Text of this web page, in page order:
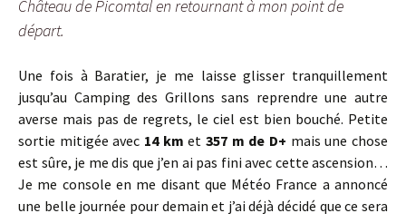
Château de Picomtal en retournant à mon point de
départ.
Une fois à Baratier, je me laisse glisser tranquillement
jusqu’au Camping des Grillons sans reprendre une autre
averse mais pas de regrets, le ciel est bien bouché. Petite
sortie mitigée avec 14 km et357 m de D+ mais une chose
est sûre, je me dis que j’en ai pas fini avec cette ascension…
Je me console en me disant que Météo France a annoncé
une belle journée pour demain et j’ai déjà décidé que ce sera